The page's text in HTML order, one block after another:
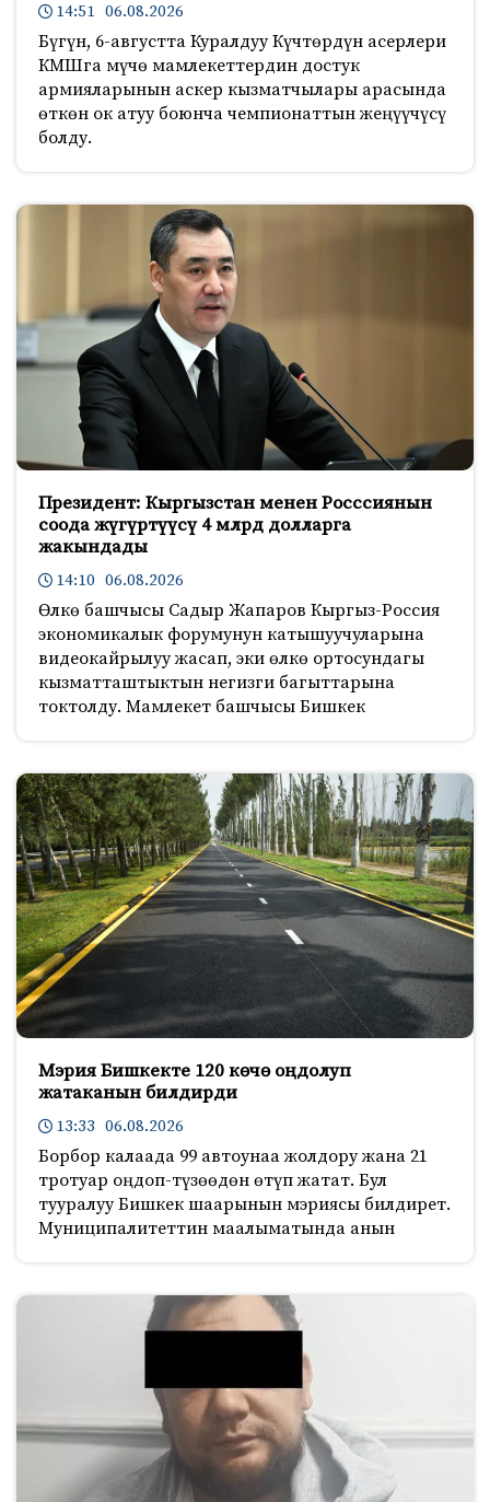
14:51 06.08.2026
Бүгүн, 6-августта Куралдуу Күчтөрдүн асерлери
КМШга мүчө мамлекеттердин достук
армияларынын аскер кызматчылары арасында
өткөн ок атуу боюнча чемпионаттын жеңүүчүсү
болду.
Президент: Кыргызстан менен Росссиянын
соода жүгүртүүсү 4 млрд долларга
жакындады
14:10 06.08.2026
Өлкө башчысы Садыр Жапаров Кыргыз-Россия
экономикалык форумунун катышуучуларына
видеокайрылуу жасап, эки өлкө ортосундагы
кызматташтыктын негизги багыттарына
токтолду. Мамлекет башчысы Бишкек
Мэрия Бишкекте 120 көчө оңдолуп
жатаканын билдирди
13:33 06.08.2026
Борбор калаада 99 автоунаа жолдору жана 21
тротуар оңдоп-түзөөдөн өтүп жатат. Бул
тууралуу Бишкек шаарынын мэриясы билдирет.
Муниципалитеттин маалыматында анын